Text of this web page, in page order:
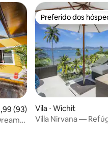
de
de
a
está
de uma avaliação média de
(93)
Preferido dos
Preferido dos
Vila ⋅ Wichit
Villa Nirvana —